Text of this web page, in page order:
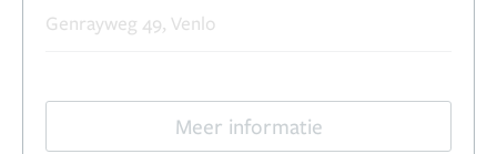
Genrayweg 49, Venlo
Meer informatie